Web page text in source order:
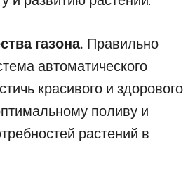
газона. Правильно
автоматического
красивого и здорового
поливу и
растений в